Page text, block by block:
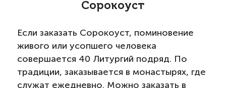
Сорокоуст
Если заказать Сорокоуст, поминовение
живого или усопшего человека
совершается 40 Литургий подряд. По
традиции, заказывается в монастырях, где
служат ежедневно. Можно заказать в